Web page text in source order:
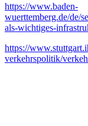
https://www.baden-
wuerttemberg.de/de/
als-wichtiges-
https://
verkehrspolitik/